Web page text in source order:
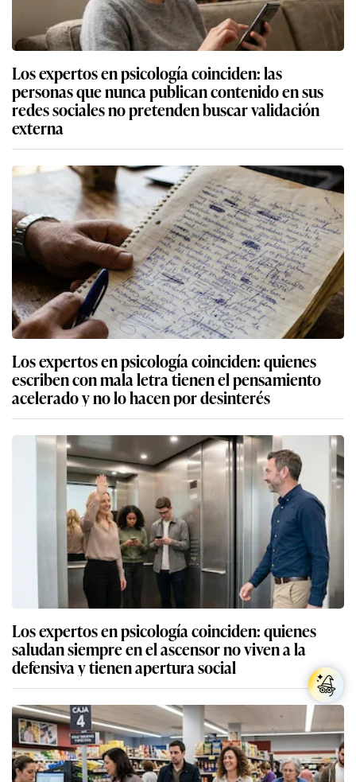
Los expertos en psicología coinciden: las
personas que nunca publican contenido en sus
redes sociales no pretenden buscar validación
externa
Los expertos en psicología coinciden: quienes
escriben con mala letra tienen el pensamiento
acelerado y no lo hacen por desinterés
Los expertos en psicología coinciden: quienes
saludan siempre en el ascensor no viven a la
defensiva y tienen apertura social